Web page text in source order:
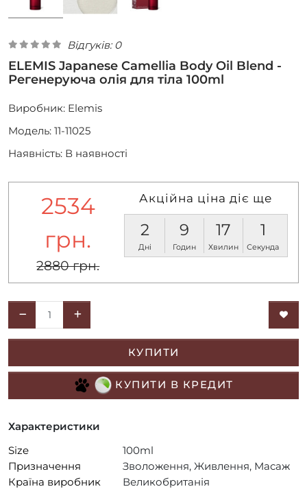
Відгуків: 0
ELEMIS Japanese Camellia Body Oil Blend -
Регенеруюча олія для тіла 100ml
Виробник: Elemis
Модель: 11-11025
Наявність: В наявності
2534
грн.
2880 грн.
Акційна ціна діє ще
2
Дні
9
Годин
17
Хвилин
1
Секунда
КУПИТИ
КУПИТИ В КРЕДИТ
Характеристики
Size
100ml
Призначення
Зволоження, Живлення, Масаж
Країна виробник
Великобританія